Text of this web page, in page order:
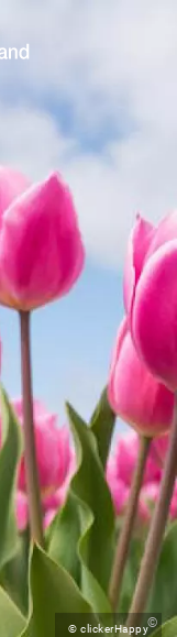
© clickerHappy©